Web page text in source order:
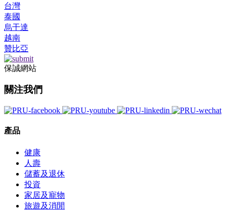
台灣
泰國
烏干達
越南
贊比亞
保誠網站
關注我們
產品
健康
人壽
儲蓄及退休
投資
家居及寵物
旅遊及消閒